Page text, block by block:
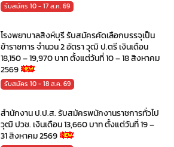
รับสมัคร 10 - 17 ส.ค. 69
โรงพยาบาลสิงห์บุรี รับสมัครคัดเลือกบรรจุเป็น
ข้าราชการ จำนวน 2 อัตรา วุฒิ ป.ตรี เงินเดือน
18,150 – 19,970 บาท ตั้งแต่วันที่ 10 – 18 สิงหาคม
2569
รับสมัคร 10 - 18 ส.ค. 69
สำนักงาน ป.ป.ส. รับสมัครพนักงานราชการทั่วไป
วุฒิ ปวช. เงินเดือน 13,660 บาท ตั้งแต่วันที่ 19 –
31 สิงหาคม 2569